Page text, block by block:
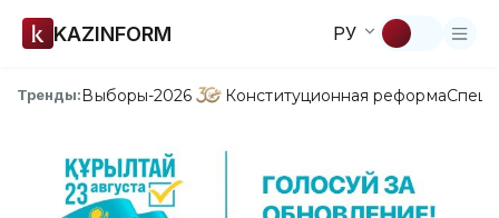
KAZINFORM РУ
Тренды:Выборы-2026 Конституционная реформа